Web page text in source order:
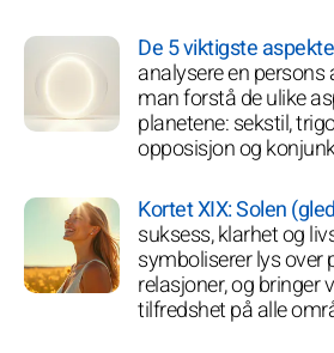
De 5 viktigste
analysere en
man forstå de ulike
planetene: sekstil,
opposisjon og
Kortet XIX: Solen
suksess, klarhet og
symboliserer lys over
relasjoner, og bringer
tilfredshet på alle